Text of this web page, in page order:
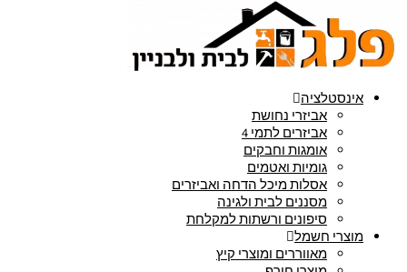
אינסטלציה
אביזרי נחושת
אביזרים לתמי 4
אומגות וחבקים
גומיות ואטמים
אסלות מיכל הדחה ואביזרים
מסננים לבית ולגינה
סיפונים ורשתות למקלחת
מוצרי חשמל
מאווררים ומוצרי קיץ